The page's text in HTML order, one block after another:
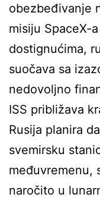
obezbeđivanje
misiju SpaceX-
dostignućima,
suočava sa
nedovoljno
ISS približava
Rusija planira
svemirsku
međuvremenu,
naročito u